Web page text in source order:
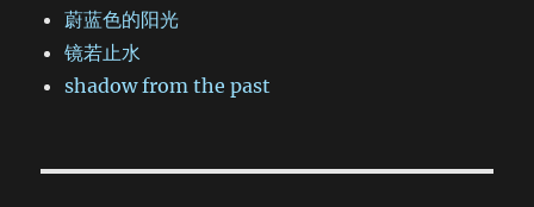
蔚蓝色的阳光
镜若止水
shadow from the past